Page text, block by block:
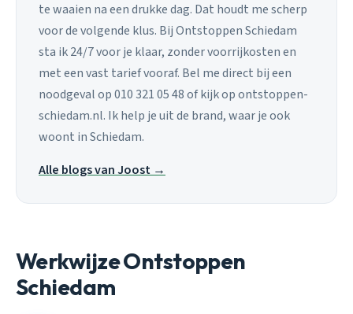
te waaien na een drukke dag. Dat houdt me scherp
voor de volgende klus. Bij Ontstoppen Schiedam
sta ik 24/7 voor je klaar, zonder voorrijkosten en
met een vast tarief vooraf. Bel me direct bij een
noodgeval op 010 321 05 48 of kijk op ontstoppen-
schiedam.nl. Ik help je uit de brand, waar je ook
woont in Schiedam.
Alle blogs van Joost →
Werkwijze Ontstoppen
Schiedam